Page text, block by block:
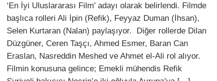
‘En İyi Uluslararası Film’ adayı olarak belirlendi. Filmde
başlıca rolleri Ali İpin (Refik), Feyyaz Duman (İhsan),
Selen Kurtaran (Nalan) paylaşıyor. Diğer rollerde Dilan
Düzgüner, Ceren Taşçı, Ahmed Esmer, Baran Can
Eraslan, Nasreddin Meshed ve Ahmet el-Ali rol alıyor.
Filmin konusuna gelince; Emekli mühendis Refik